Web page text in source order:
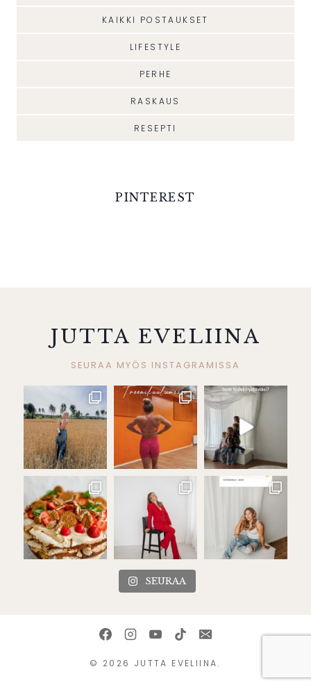
KAIKKI POSTAUKSET
LIFESTYLE
PERHE
RASKAUS
RESEPTI
PINTEREST
JUTTA EVELIINA
SEURAA MYÖS INSTAGRAMISSA
SEURAA
© 2026 JUTTA EVELIINA.